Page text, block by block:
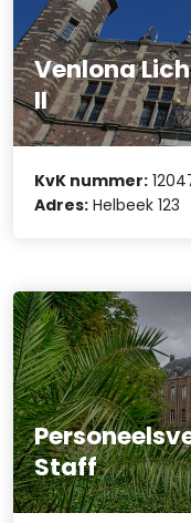
Venlona
II
KvK nummer:
Adres: Helbeek 123
Staff